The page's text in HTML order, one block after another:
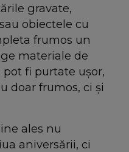
gravate,
obiectele cu
frumos un
materiale de
fi purtate ușor,
doar frumos, ci și
ales nu
aniversării, ci